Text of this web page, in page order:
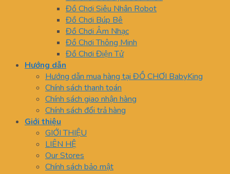
Đồ Chơi Siêu Nhân Robot
Đồ Chơi Búp Bê
Đồ Chơi Âm Nhạc
Đồ Chơi Thông Minh
Đồ Chơi Điện Tử
Hướng dẫn
Hướng dẫn mua hàng tại ĐỒ CHƠI BabyKing
Chính sách thanh toán
Chính sách giao nhận hàng
Chính sách đổi trả hàng
Giới thiệu
GIỚI THIỆU
LIÊN HỆ
Our Stores
Chính sách bảo mật